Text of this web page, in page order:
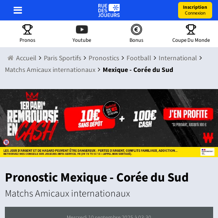
Inscription
Connexion
Pronos Youtube Bonus Coupe Du Monde
Accueil Paris Sportifs Pronostics Football
International
Matchs Amicaux internationaux
Mexique - Corée du Sud
Pronostic Mexique - Corée du Sud
Matchs Amicaux internationaux